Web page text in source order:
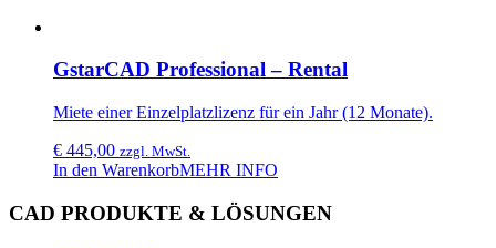
GstarCAD Professional – Rental
Miete einer Einzelplatzlizenz für ein Jahr (12 Monate).
€ 445,00 zzgl. MwSt.
In den WarenkorbMEHR INFO
CAD PRODUKTE & LÖSUNGEN